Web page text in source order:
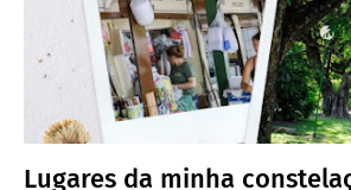
Lugares da minha